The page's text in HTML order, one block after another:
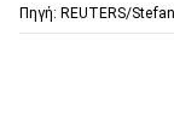
Πηγή: REUTERS/